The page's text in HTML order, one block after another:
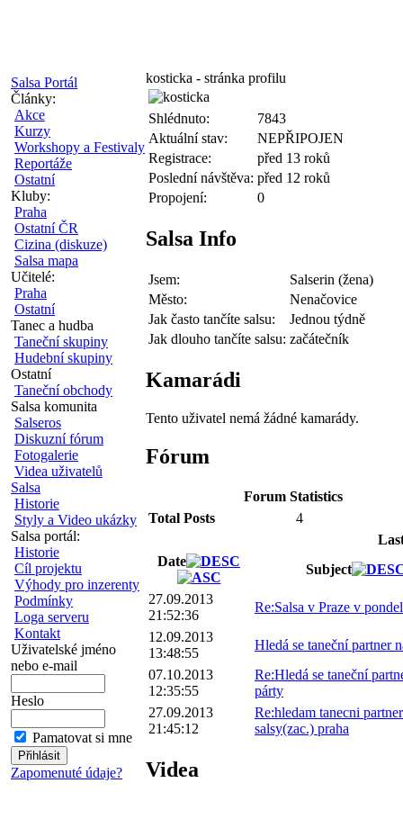
Salsa Portál
Články:
Akce
Kurzy
Workshopy a Festivaly
Reportáže
Ostatní
Kluby:
Praha
Ostatní ČR
Cizina (diskuze)
Salsa mapa
Učitelé:
Praha
Ostatní
Tanec a hudba
Taneční skupiny
Hudební skupiny
Ostatní
Taneční obchody
Salsa komunita
Salseros
Diskuzní fórum
Fotogalerie
Videa uživatelů
Salsa
Historie
Styly a Video ukázky
Salsa portál:
Historie
Cíl projektu
Výhody pro inzerenty
Podmínky
Loga serveru
Kontakt
Uživatelské jméno
nebo e-mail
Heslo
Pamatovat si mne
Zapomenuté údaje?
kosticka - stránka profilu
Shlédnuto:
7843
Aktuální stav:
NEPŘIPOJEN
Registrace:
před 13 roků
Poslední návštěva: před 12 roků
Propojení:
0
Salsa Info
Jsem:
Salserin (žena)
Město:
Nenačovice
Jak často tančíte salsu:
Jednou týdně
Jak dlouho tančíte salsu: začátečník
Kamarádi
Tento uživatel nemá žádné kamarády.
Fórum
Forum Statistics
Total Posts
4
Date
Subject
27.09.2013
21:52:36
Re:Salsa v Praze v
12.09.2013
13:48:55
Hledá se taneční partner
07.10.2013
12:35:55
Re:Hledá se taneční
párty
27.09.2013
21:45:12
Re:hledam tanecni
salsy(zac.) praha
Videa